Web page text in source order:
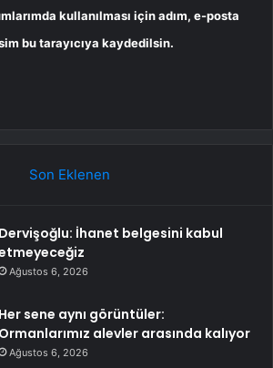
kullanılması için adım, e-posta
bu tarayıcıya kaydedilsin.
Son Eklenen
Dervişoğlu: İhanet belgesini kabul
Ağustos 6, 2026
Her sene aynı görüntüler:
Ormanlarımız alevler arasında kalıyor
Ağustos 6, 2026